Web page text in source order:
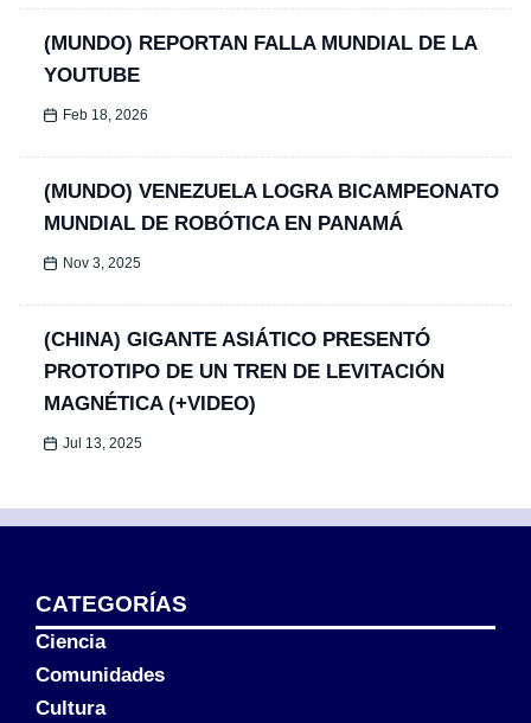
(MUNDO) REPORTAN FALLA MUNDIAL DE LA
YOUTUBE
Feb 18, 2026
(MUNDO) VENEZUELA LOGRA BICAMPEONATO
MUNDIAL DE ROBÓTICA EN PANAMÁ
Nov 3, 2025
(CHINA) GIGANTE ASIÁTICO PRESENTÓ
PROTOTIPO DE UN TREN DE LEVITACIÓN
MAGNÉTICA (+VIDEO)
Jul 13, 2025
CATEGORÍAS
Ciencia
Comunidades
Cultura